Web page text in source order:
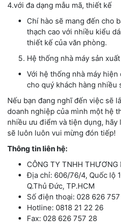
4.với đa dạng mẫu mã, thiết kế
Chí hào sẽ mang đến cho
thạch cao với nhiều kiểu
thiết kế của văn phòng.
Hệ thống nhà máy sản
Với hệ thống nhà máy
cho quý khách hàng nhiều
Nếu bạn đang nghĩ đến việc sẽ
doanh nghiệp của mình một hệ
nhiều ưu điểm và tiện dụng, hãy
sẽ luôn luôn vui mừng đón tiếp!
Thông tin liên hệ:
CÔNG TY TNHH THƯƠNG
Địa chỉ: 606/76/4, Quốc lộ
Q.Thủ Đức, TP.HCM
Số điện thoại: 028 626
Hotline: 0818 21 22 26
Fax: 028 626 757 28